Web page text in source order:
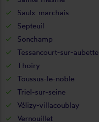
Saulx-marchais
Septeuil
Sonchamp
Tessancourt-sur-aubette
Thoiry
Toussus-le-noble
Triel-sur-seine
Vélizy-villacoublay
Vernouillet